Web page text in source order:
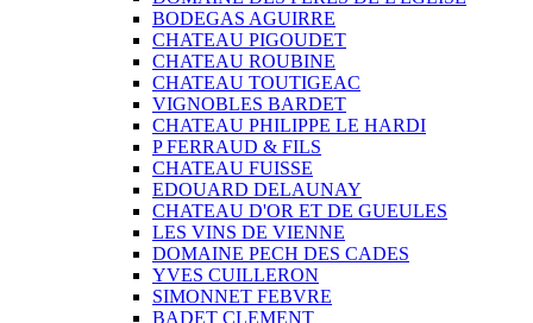
BODEGAS AGUIRRE
CHATEAU PIGOUDET
CHATEAU ROUBINE
CHATEAU TOUTIGEAC
VIGNOBLES BARDET
CHATEAU PHILIPPE LE HARDI
P FERRAUD & FILS
CHATEAU FUISSE
EDOUARD DELAUNAY
CHATEAU D'OR ET DE GUEULES
LES VINS DE VIENNE
DOMAINE PECH DES CADES
YVES CUILLERON
SIMONNET FEBVRE
BADET CLEMENT